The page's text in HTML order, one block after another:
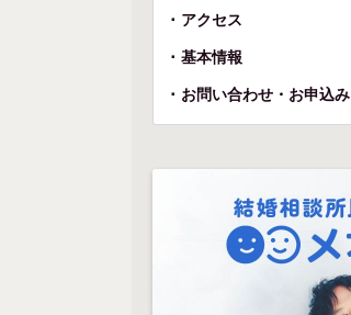
アクセス
基本情報
お問い合わせ・お申込み